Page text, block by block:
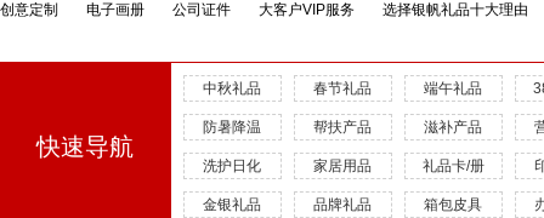
创意定制 电子画册 公司证件 大客户VIP服务 选择银帆礼品十大理由
快速导航
中秋礼品 春节礼品 端午礼品
防暑降温 帮扶产品 滋补产品
洗护日化 家居用品 礼品卡/册
金银礼品 品牌礼品 箱包皮具